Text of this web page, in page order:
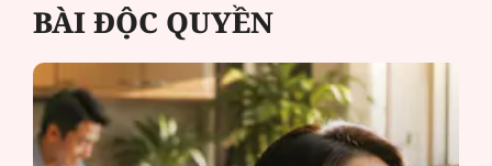
BÀI ĐỘC QUYỀN